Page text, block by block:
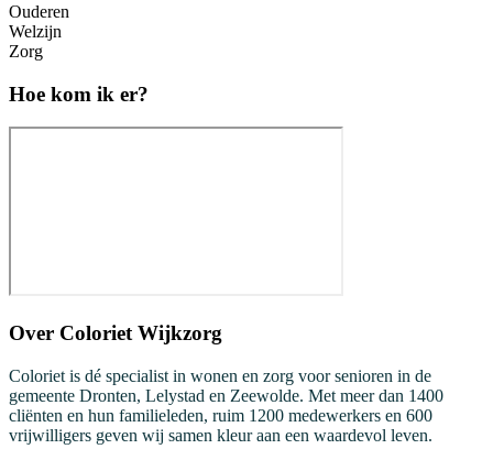
Ouderen
Welzijn
Zorg
Hoe kom ik er?
Over Coloriet Wijkzorg
Coloriet is dé specialist in wonen en zorg voor senioren in de
gemeente Dronten, Lelystad en Zeewolde. Met meer dan 1400
cliënten en hun familieleden, ruim 1200 medewerkers en 600
vrijwilligers geven wij samen kleur aan een waardevol leven.